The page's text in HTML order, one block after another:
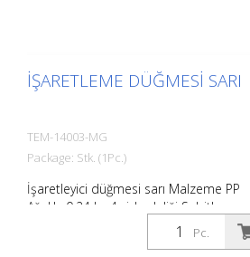
İŞARETLEME DÜĞMESI SARI
TEM-14003-MG
Package: Stk. (1Pc.)
İşaretleyici düğmesi sarı Malzeme PP
Ağırlık: 0,24 kg 4 vida deliği Sabitleme
malzemesi olmadan Otoparkların
park yerlerinin kolayca sınırlandırılması
Pc.